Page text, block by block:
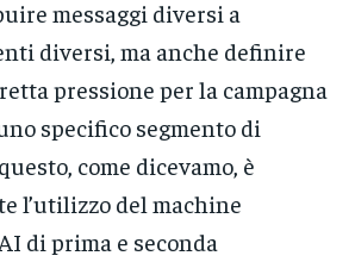
messaggi diversi a
diversi, ma anche definire
pressione per la campagna
specifico segmento di
come dicevamo, è
l’utilizzo del machine
di prima e seconda